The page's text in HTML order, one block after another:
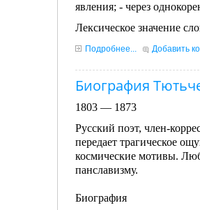
явления; - через
Лексическое значение
Подробнее... Добавить
Биография
1803 — 1873
Русский поэт, член-
передает трагическое
космические мотивы.
панславизму.
Биография